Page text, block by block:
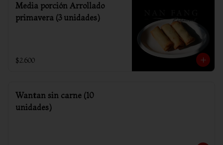
Media porción Arrollado
primavera (3 unidades)
$2.600
Wantan sin carne (10
unidades)